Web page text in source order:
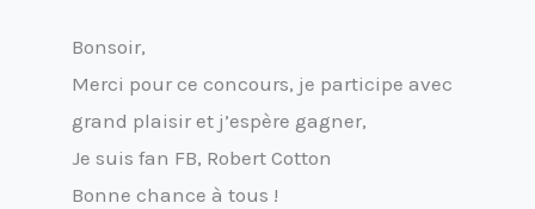
Bonsoir,
Merci pour ce concours, je participe avec
grand plaisir et j’espère gagner,
Je suis fan FB, Robert Cotton
Bonne chance à tous !